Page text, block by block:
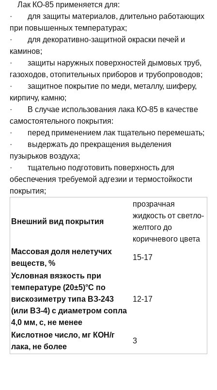
Лак КО-85 применяется для:
· для защиты материалов, длительно работающих
при повышенных температурах;
· для декоративно-защитной окраски печей и
каминов;
· защиты наружных поверхностей дымовых труб,
газоходов, отопительных приборов и трубопроводов;
· защитное покрытие по меди, металлу, шиферу,
кирпичу, камню;
· В случае использования лака КО-85 в качестве
самостоятельного покрытия:
· перед применением лак тщательно перемешать;
· выдержать до прекращения выделения
пузырьков воздуха;
· тщательно подготовить поверхность для
обеспечения требуемой адгезии и термостойкости
покрытия;
Внешний вид покрытия
прозрачная
жидкость от светло-
желтого до
коричневого цвета
Массовая доля нелетучих
веществ, %
15-17
Условная вязкость при
температуре (20±5)°C по
вискозиметру типа ВЗ-243
(или ВЗ-4) с диаметром сопла
4,0 мм, с, не менее
12-17
Кислотное число, мг КОН/г
лака, не более
3